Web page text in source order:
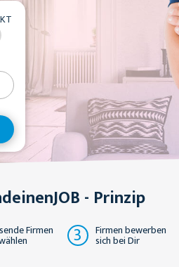
- Prinzip
Firmen 3 Firmen bewerben
sich bei Dir